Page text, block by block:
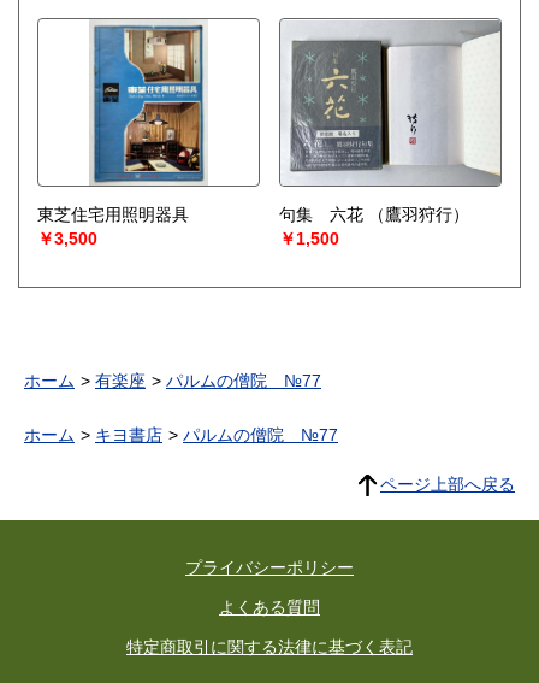
東芝住宅用照明器具
￥3,500
句集 六花
（鷹羽狩行）
￥1,500
ホーム 有楽座 パルムの僧院 №77
ホーム キヨ書店 パルムの僧院 №77
ページ上部へ戻る
プライバシーポリシー
よくある質問
特定商取引に関する法律に基づく表記